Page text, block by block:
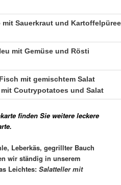
mit Sauerkraut und Kartoffelpüree
mit Gemüse und Rösti
mit gemischtem Salat
Coutrypotatoes und Salat
finden Sie weitere leckere
Leberkäs,gegrillter Bauch
wir ständig inunserem
Leichtes:Salatteller mit